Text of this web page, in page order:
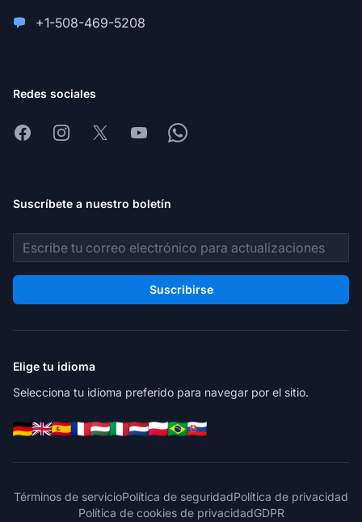
+1-508-469-5208
Redes sociales
FacebookInstagram
X YoutubeWhatsapp
Suscríbete a nuestro boletín
Dirección de correo electrónico
Suscribirse
Elige tu idioma
Selecciona tu idioma preferido para navegar por el sitio.
Términos de servicioPolítica de seguridadPolítica de privacidad
Política de cookies de privacidadGDPR